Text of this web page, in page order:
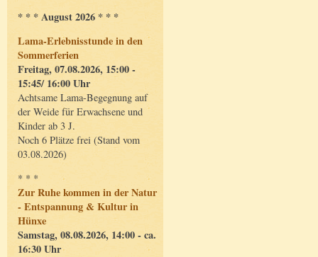
* * * August 2026 * * *
Lama-Erlebnisstunde in den
Sommerferien
Freitag, 07.08.2026, 15:00 -
15:45/ 16:00 Uhr
Achtsame Lama-Begegnung auf
der Weide für Erwachsene und
Kinder ab 3 J.
Noch 6 Plätze frei (Stand vom
03.08.2026)
* * *
Zur Ruhe kommen in der Natur
- Entspannung & Kultur in
Hünxe
Samstag, 08.08.2026, 14:00 - ca.
16:30 Uhr